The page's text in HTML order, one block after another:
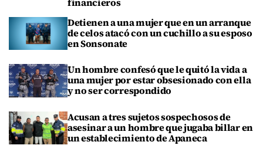
Detienen a una mujer que en un arranque
de celos atacó con un cuchillo a su esposo
en Sonsonate
Un hombre confesó que le quitó la vida a
una mujer por estar obsesionado con ella
y no ser correspondido
Acusan a tres sujetos sospechosos de
asesinar a un hombre que jugaba billar en
un establecimiento de Apaneca